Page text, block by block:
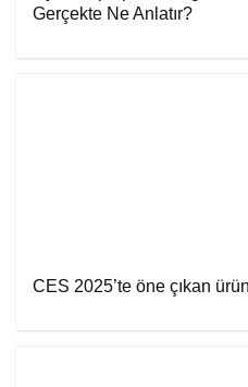
Gerçekte Ne Anlatır?
CES 2025’te öne çıkan